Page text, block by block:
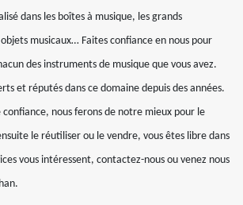
dans les boîtes à musique, les grands
musicaux… Faites confiance en nous pour
des instruments de musique que vous avez.
et réputés dans ce domaine depuis des années.
confiance, nous ferons de notre mieux pour le
le réutiliser ou le vendre, vous êtes libre dans
vous intéressent, contactez-nous ou venez nous